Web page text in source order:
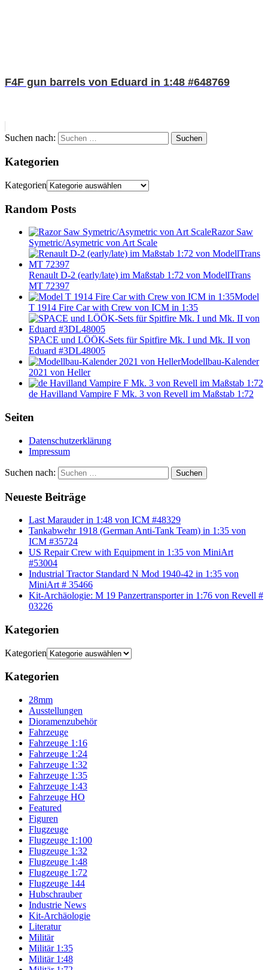
F4F gun barrels von Eduard in 1:48 #648769
Suchen nach: Suchen
Kategorien
Kategorien
Random Posts
Razor Saw
Symetric/Asymetric von Art Scale
Renault D-2 (early/late) im Maßstab 1:72 von ModellTrans
MT 72397
Model
T 1914 Fire Car with Crew von ICM in 1:35
SPACE und LÖÖK-Sets für Spitfire Mk. I und Mk. II von
Eduard #3DL48005
Modellbau-Kalender
2021 von Heller
de Havilland Vampire F Mk. 3 von Revell im Maßstab 1:72
Seiten
Datenschutzerklärung
Impressum
Suchen nach: Suchen
Neueste Beiträge
Last Marauder in 1:48 von ICM #48329
Tankabwehr 1918 (German Anti-Tank Team) in 1:35 von
ICM #35724
US Repair Crew with Equipment in 1:35 von MiniArt
#53004
Industrial Tractor Standard N Mod 1940-42 in 1:35 von
MiniArt # 35466
Kit-Archäologie: M 19 Panzertransporter in 1:76 von Revell #
03226
Kategorien
Kategorien
Kategorien
28mm
Ausstellungen
Dioramenzubehör
Fahrzeuge
Fahrzeuge 1:16
Fahrzeuge 1:24
Fahrzeuge 1:32
Fahrzeuge 1:35
Fahrzeuge 1:43
Fahrzeuge HO
Featured
Figuren
Flugzeuge
Flugzeuge 1:100
Flugzeuge 1:32
Flugzeuge 1:48
Flugzeuge 1:72
Flugzeuge 144
Hubschrauber
Industrie News
Kit-Archäologie
Literatur
Militär
Militär 1:35
Militär 1:48